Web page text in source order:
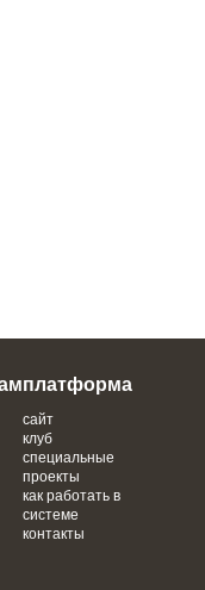
платформа
сайт
клуб
специальные
проекты
как работать в
системе
контакты